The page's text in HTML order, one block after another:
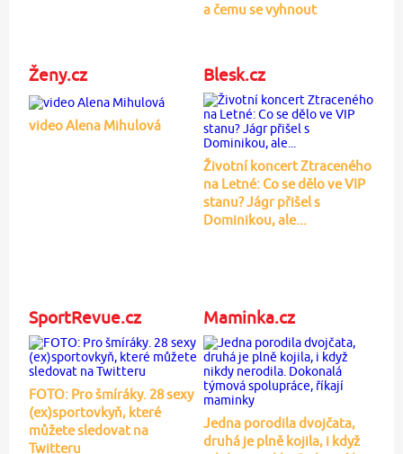
a čemu se vyhnout
Ženy.cz
video Alena Mihulová
Blesk.cz
Životní koncert Ztraceného
na Letné: Co se dělo ve VIP
stanu? Jágr přišel s
Dominikou, ale...
SportRevue.cz
FOTO: Pro šmíráky. 28 sexy
(ex)sportovkyň, které
můžete sledovat na
Twitteru
Maminka.cz
Jedna porodila dvojčata,
druhá je plně kojila, i když